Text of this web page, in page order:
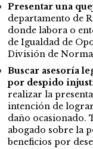
Presentar una
departamento de
donde labora o
de Igualdad de
División de
Buscar asesoría
por despido
realizar la
intención de
daño ocasionado.
abogado sobre la
beneficios por